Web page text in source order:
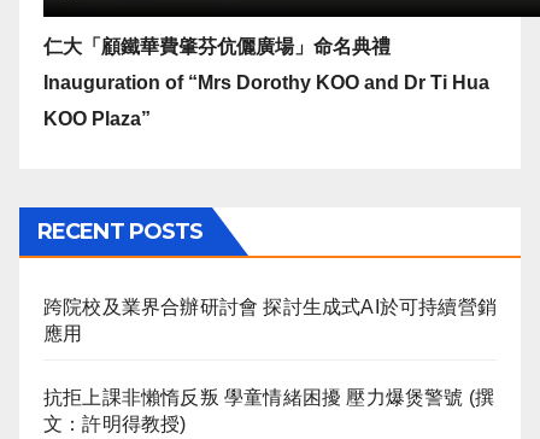
仁大「顧鐵華費肇芬伉儷廣場」命名典禮
Inauguration of “Mrs Dorothy KOO and Dr Ti Hua
KOO Plaza”
RECENT POSTS
跨院校及業界合辦研討會 探討生成式AI於可持續營銷
應用
抗拒上課非懶惰反叛 學童情緒困擾 壓力爆煲警號 (撰
文：許明得教授)